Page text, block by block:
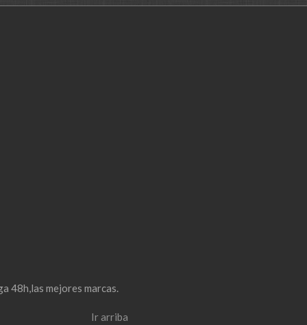
48h,las mejores marcas.
Ir arriba